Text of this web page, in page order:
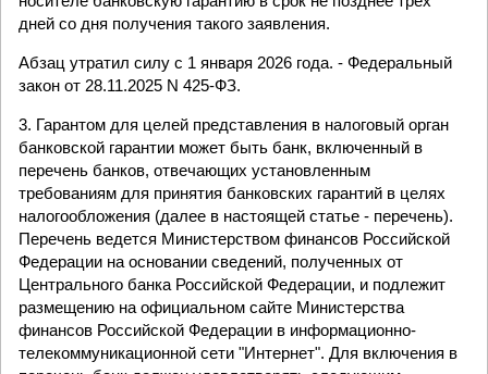
дней со дня получения такого заявления.
Абзац утратил силу с 1 января 2026 года. - Федеральный
закон от 28.11.2025 N 425-ФЗ.
3. Гарантом для целей представления в налоговый орган
банковской гарантии может быть банк, включенный в
перечень банков, отвечающих установленным
требованиям для принятия банковских гарантий в целях
налогообложения (далее в настоящей статье - перечень).
Перечень ведется Министерством финансов Российской
Федерации на основании сведений, полученных от
Центрального банка Российской Федерации, и подлежит
размещению на официальном сайте Министерства
финансов Российской Федерации в информационно-
телекоммуникационной сети "Интернет". Для включения в